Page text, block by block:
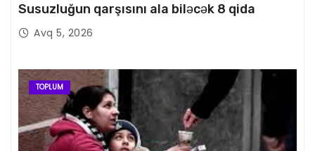
Susuzluğun qarşısını ala biləcək 8 qida
Avq 5, 2026
TOPLUM